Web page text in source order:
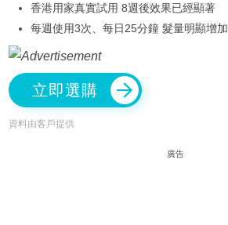
香港用家真實試用 8週後效果已經顯著
每週使用3次、每日25分鐘 髮量明顯增加
立即選購
資料由客戶提供
廣告